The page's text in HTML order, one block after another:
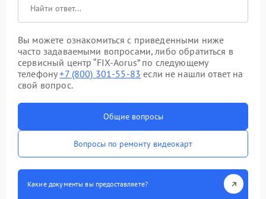
Вы можете ознакомиться с приведенными ниже
часто задаваемыми вопросами, либо обратиться в
сервисный центр “FIX-Aorus” по следующему
телефону+7 (800) 301-55-83 если не нашли ответ на
свой вопрос.
Общие вопросы
Вопросы по ремонту видеокарт
Какие документы вы предоставляете?